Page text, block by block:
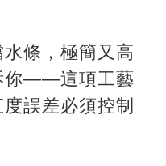
條，極簡又高
你——這項工藝
誤差必須控制